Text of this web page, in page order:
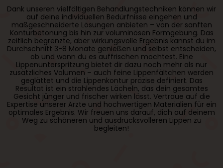
Dank unseren vielfältigen Behandlungstechniken können wir
auf deine individuellen Bedürfnisse eingehen und
maßgeschneiderte Lösungen anbieten – von der sanften
Konturbetonung bis hin zur voluminösen Formgebung. Das
zeitlich begrenzte, aber wirkungsvolle Ergebnis kannst du im
Durchschnitt 3-8 Monate genießen und selbst entscheiden,
ob und wann du es auffrischen möchtest. Eine
Lippenunterspritzung bietet dir dazu noch mehr als nur
zusätzliches Volumen – auch feine Lippenfältchen werden
geglättet und die Lippenkontur präzise definiert. Das
Resultat ist ein strahlendes Lächeln, das dein gesamtes
Gesicht jünger und frischer wirken lässt. Vertraue auf die
Expertise unserer Ärzte und hochwertigen Materialien für ein
optimales Ergebnis. Wir freuen uns darauf, dich auf deinem
Weg zu schöneren und ausdrucksvolleren Lippen zu
begleiten!